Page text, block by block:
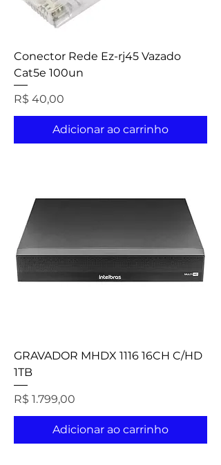
Conector Rede Ez-rj45 Vazado
Cat5e 100un
Preço
R$ 40,00
Adicionar ao carrinho
GRAVADOR MHDX 1116 16CH C/HD
1TB
Preço
R$ 1.799,00
Adicionar ao carrinho